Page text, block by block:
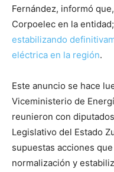
Fernández, informó
Corpoelec en la entidad;
estabilizando
eléctrica en la región.
Este anuncio se hace
Viceministerio de
reunieron con
Legislativo del Estado
supuestas acciones
normalización y